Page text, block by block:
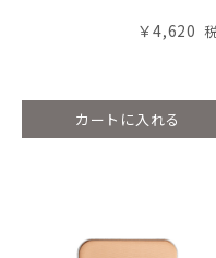
￥4,620
カートに入れる